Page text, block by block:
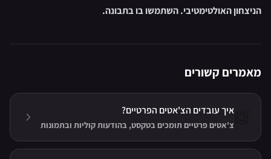
הניצחון האולטימטיבי. השתמשו בו בתבונה.
מאמרים קשורים
איך עובדים הצ'אטים הפרטיים?
צ'אטים פרטיים תומכים בטקסט, בהודעות קוליות ובתמונות
מחיקה לכולם ועד שלוש שיחות נעוצות.